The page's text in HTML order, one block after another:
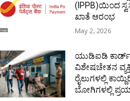
(IPPB)ಯಿಂದ
ಖಾತೆ ಆರಂಭ
May 2, 2026
ಯುಡಿಐಡಿ ಕಾರ್ಡ್
ವಿಶೇಷಚೇತನ
ರೈಲುಗಳಲ್ಲಿ
ಬೋಗಿಗಳಲ್ಲಿ